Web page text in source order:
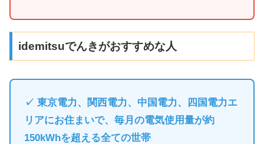
idemitsuでんきがおすすめな人
✓ 東京電力、関西電力、中国電力、四国電力エ
リアにお住まいで、毎月の電気使用量が約
150kWhを超える全ての世帯